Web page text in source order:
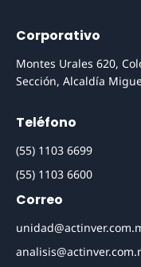
Corporativo
Montes Urales 620,
Sección, Alcaldía
Teléfono
(55) 1103 6699
(55) 1103 6600
Correo